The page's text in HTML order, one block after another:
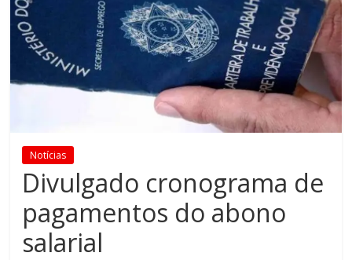
Notícias
Divulgado cronograma de
pagamentos do abono
salarial